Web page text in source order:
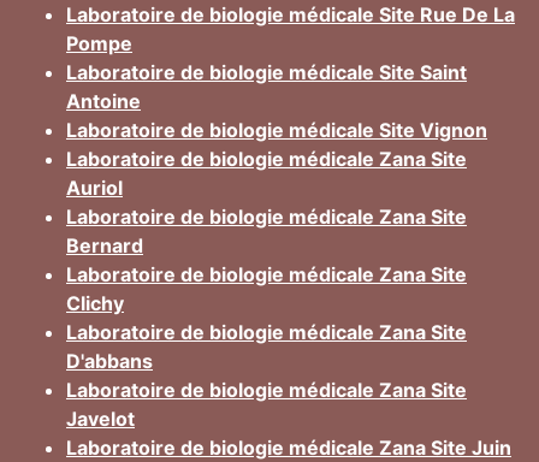
Laboratoire de biologie médicale Site Rue De La
Pompe
Laboratoire de biologie médicale Site Saint
Antoine
Laboratoire de biologie médicale Site Vignon
Laboratoire de biologie médicale Zana Site
Auriol
Laboratoire de biologie médicale Zana Site
Bernard
Laboratoire de biologie médicale Zana Site
Clichy
Laboratoire de biologie médicale Zana Site
D'abbans
Laboratoire de biologie médicale Zana Site
Javelot
Laboratoire de biologie médicale Zana Site Juin